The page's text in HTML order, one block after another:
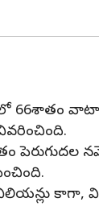
పెరుగుదల
కాగా,